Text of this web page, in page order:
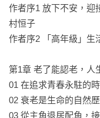
•	人生的「正確答案」，結束才知道。只能拚命做好眼前的
事
•	「如果五年後會死，你還有什麼事想完成？」過好每個當
•	為了迎接油盡燈枯的最後一刻，及早做好「預立醫療自主
計畫」
作者序1 放下不安，迎
村恒子
作者序2 「高年級」生
第1章 老了能認老，人
01 在追求青春永駐的
02 衰老是生命的自然
03 從主角退居配角，